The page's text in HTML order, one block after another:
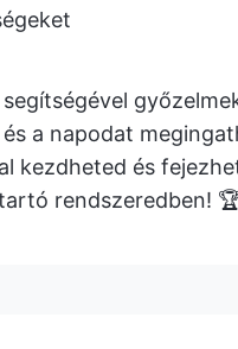
segítségével
a napodat
kezdheted és
rendszeredben!